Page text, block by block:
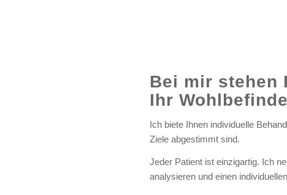
Bei mir stehen
Ihr
Ich biete Ihnen individuelle
Ziele abgestimmt sind.
Jeder Patient ist einzigartig. Ich
analysieren und einen